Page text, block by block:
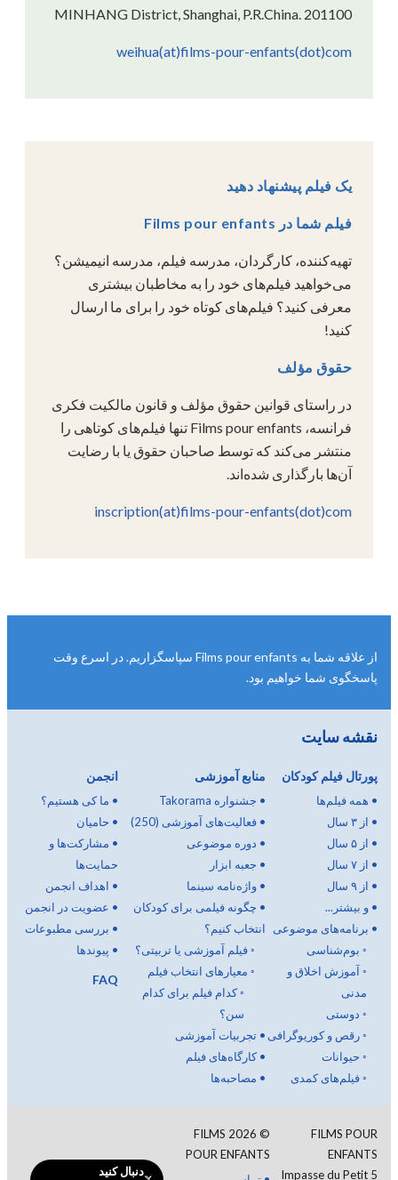
MINHANG District, Shanghai, P.R.China. 201100
weihua(at)films-pour-enfants(dot)com
یک فیلم پیشنهاد دهید
فیلم شما در Films pour enfants
تهیه‌کننده، کارگردان، مدرسه فیلم، مدرسه انیمیشن؟
می‌خواهید فیلم‌های خود را به مخاطبان بیشتری
معرفی کنید؟ فیلم‌های کوتاه خود را برای ما ارسال
کنید!
حقوق مؤلف
در راستای قوانین حقوق مؤلف و قانون مالکیت فکری
فرانسه، Films pour enfants تنها فیلم‌های کوتاهی را
منتشر می‌کند که توسط صاحبان حقوق یا با رضایت
آن‌ها بارگذاری شده‌اند.
inscription(at)films-pour-enfants(dot)com
از علاقه شما به Films pour enfants سپاسگزاریم. در اسرع وقت
پاسخگوی شما خواهیم بود.
نقشه سایت
پورتال فیلم کودکان
• همه فیلم‌ها
• از ۳ سال
• از ۵ سال
• از ۷ سال
• از ۹ سال
• و بیشتر...
• برنامه‌های موضوعی
◦ بوم‌شناسی
◦ آموزش اخلاق و
مدنی
◦ دوستی
◦رقص و کوریوگرافی
◦ حیوانات
◦فیلم‌های کمدی
منابع آموزشی
• جشنواره Takorama
• فعالیت‌های آموزشی (250)
• دوره موضوعی
• جعبه ابزار
• واژه‌نامه سینما
• چگونه فیلمی برای کودکان
انتخاب کنیم؟
◦فیلم آموزشی یا تربیتی؟
◦ معیارهای انتخاب فیلم
◦کدام فیلم برای کدام
سن؟
• تجربیات آموزشی
•کارگاه‌های فیلم
• مصاحبه‌ها
انجمن
• ما کی هستیم؟
• حامیان
• مشارکت‌ها و
حمایت‌ها
• اهداف انجمن
• عضویت در انجمن
• بررسی مطبوعات
• پیوندها
FAQ
FILMS POUR
ENFANTS
5 Impasse du Petit
©
2026
FILMS
POUR ENFANTS
دنبال کنید